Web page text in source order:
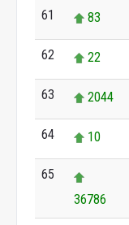
61 83
62 22
63 2044
64 10
65
36786